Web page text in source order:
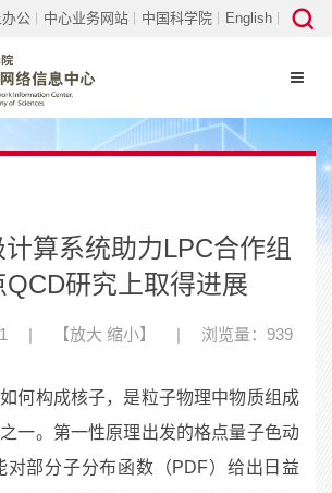
公 中心业务网站 中国科学院 English
计算系统助力LPC合作组
QCD研究上取得进展
【放大 缩小】 浏览量：939
何构成核子，是粒子物理中物质组成
一。第一性原理出发的格点量子色动
对部分子分布函数（ PDF ）给出日益